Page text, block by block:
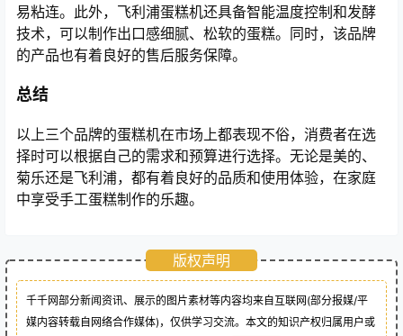
易粘连。此外，飞利浦蛋糕机还具备智能温度控制和发酵
技术，可以制作出口感细腻、松软的蛋糕。同时，该品牌
的产品也有着良好的售后服务保障。
总结
以上三个品牌的蛋糕机在市场上都表现不俗，消费者在选
择时可以根据自己的需求和预算进行选择。无论是美的、
菊乐还是飞利浦，都有着良好的品质和使用体验，在家庭
中享受手工蛋糕制作的乐趣。
版权声明
千千网部分新闻资讯、展示的图片素材等内容均来自互联网(部分报媒/平
媒内容转载自网络合作媒体)，仅供学习交流。本文的知识产权归属用户或